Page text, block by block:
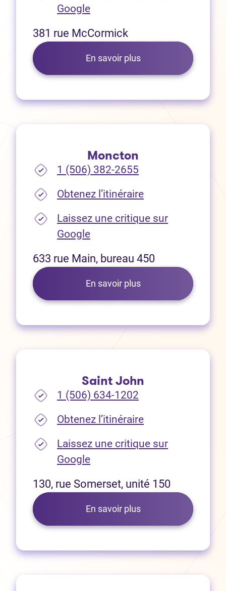
Google(Ouvre dans un nouvel
381 rue McCormick
En savoir plus
Moncton
1 (506) 382-2655
Obtenez l’itinéraire(Ouvre dans un
Laissez une critique sur
Google(Ouvre dans un nouvel
633 rue Main, bureau 450
En savoir plus
Saint John
1 (506) 634-1202
Obtenez l’itinéraire(Ouvre dans un
Laissez une critique sur
Google(Ouvre dans un nouvel
130, rue Somerset, unité 150
En savoir plus